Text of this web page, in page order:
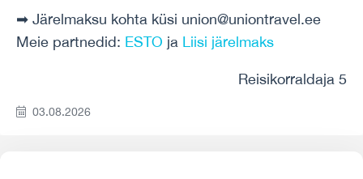
➡ Järelmaksu kohta küsi union@uniontravel.ee
Meie partnedid: ESTO ja Liisi järelmaks
Reisikorraldaja 5
03.08.2026